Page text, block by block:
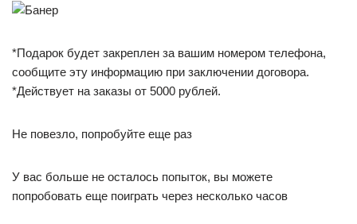
*Подарок будет закреплен за вашим номером телефона,
сообщите эту информацию при заключении договора.
*Действует на заказы от 5000 рублей.
Не повезло, попробуйте еще раз
У вас больше не осталось попыток, вы можете
попробовать еще поиграть через несколько часов